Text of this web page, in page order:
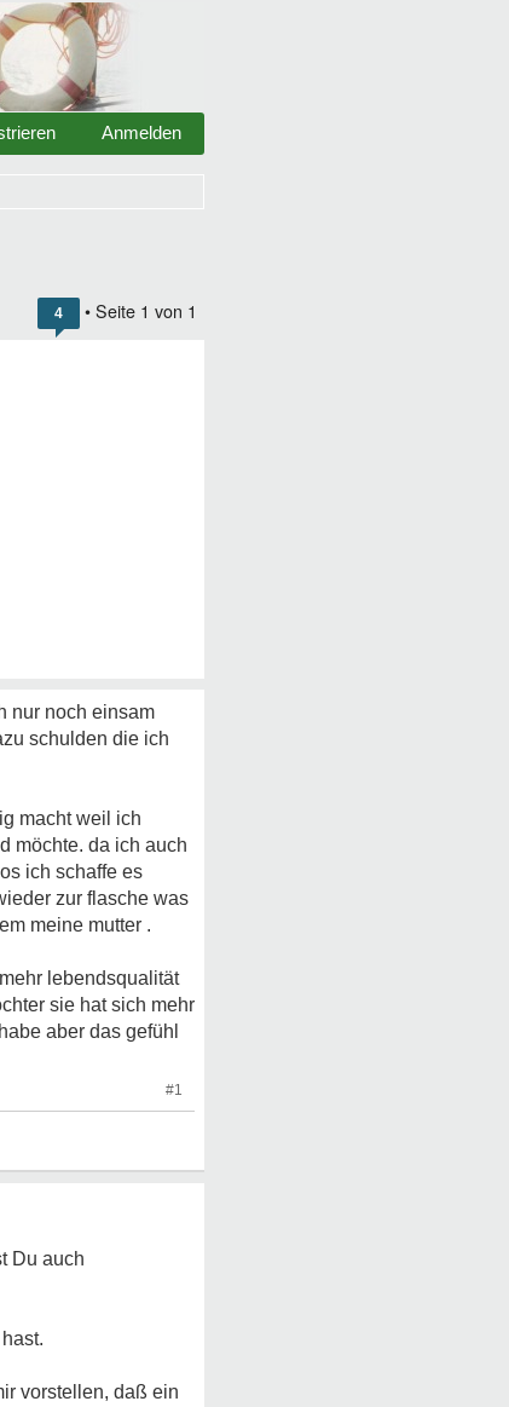
Anmelden
4 • Seite 1 von 1
nur noch einsam
schulden die ich
macht weil ich
möchte. da ich auch
ich schaffe es
zur flasche was
meine mutter .
lebendsqualität
sie hat sich mehr
aber das gefühl
#1
Du auch
vorstellen, daß ein